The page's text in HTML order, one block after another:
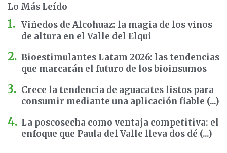
Lo Más Leído
Viñedos de Alcohuaz: la magia de los vinos
de altura en el Valle del Elqui
Bioestimulantes Latam 2026: las tendencias
que marcarán el futuro de los bioinsumos
Crece la tendencia de aguacates listos para
consumir mediante una aplicación fiable (...)
La poscosecha como ventaja competitiva: el
enfoque que Paula del Valle lleva dos dé (...)